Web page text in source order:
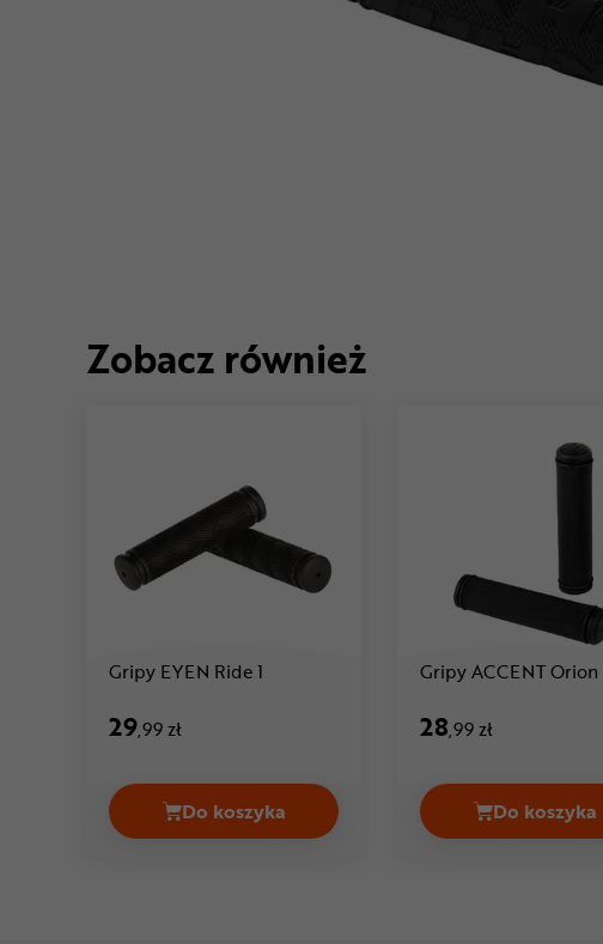
Zobacz również
Gripy EYEN Ride 1
29,99 zł
Do koszyka
Gripy EYEN Ride 1 Cena 29,99 zł
Gripy ACCENT Orion
28,99 zł
Do koszyka
Gripy